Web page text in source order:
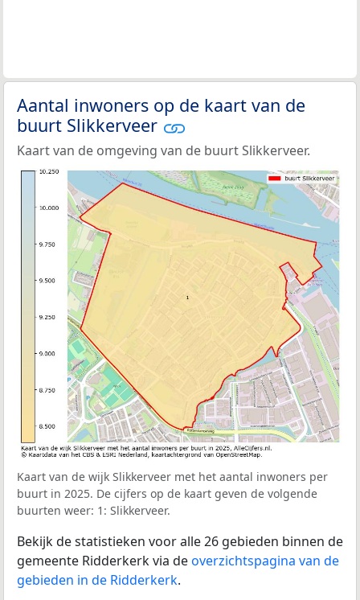
Aantal inwoners op de kaart van de
buurt Slikkerveer
Kaart van de omgeving van de buurt Slikkerveer.
Kaart van de wijk Slikkerveer met het aantal inwoners per
buurt in 2025. De cijfers op de kaart geven de volgende
buurten weer: 1: Slikkerveer.
Bekijk de statistieken voor alle 26 gebieden binnen de
gemeente Ridderkerk via deoverzichtspagina van de
gebieden in de Ridderkerk.